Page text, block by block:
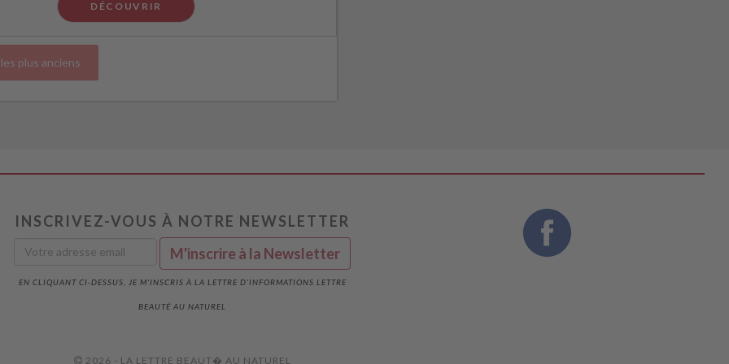
DÉCOUVRIR
plus anciens
INSCRIVEZ-VOUS À NOTRE NEWSLETTER
EN CLIQUANT CI-DESSUS, JE M'INSCRIS À LA LETTRE D'INFORMATIONS LETTRE
BEAUTÉ AU NATUREL
2026 - LA LETTRE BEAUT� AU NATUREL